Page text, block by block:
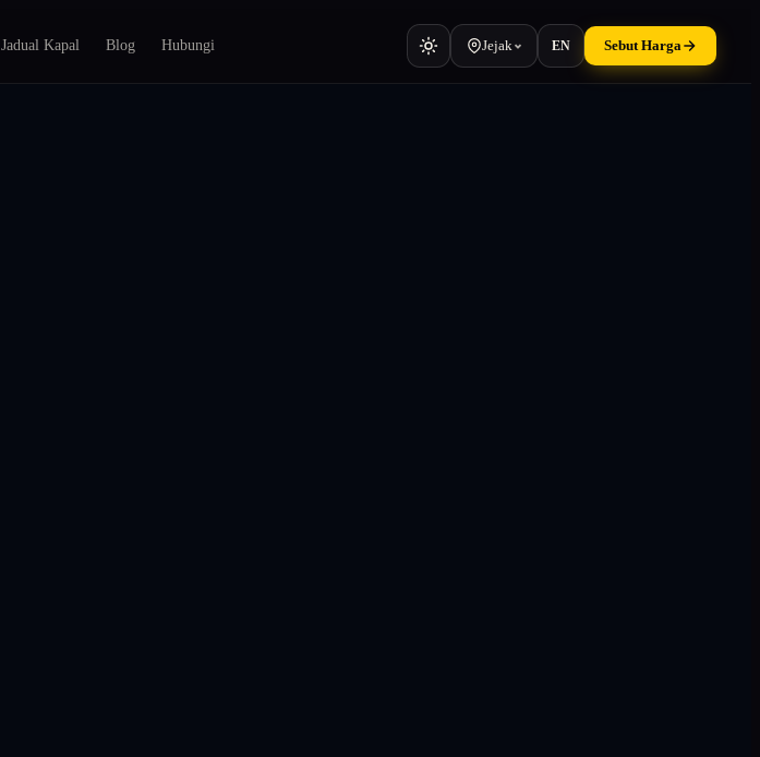
Jadual Kapal Blog Hubungi Jejak EN Sebut Harga